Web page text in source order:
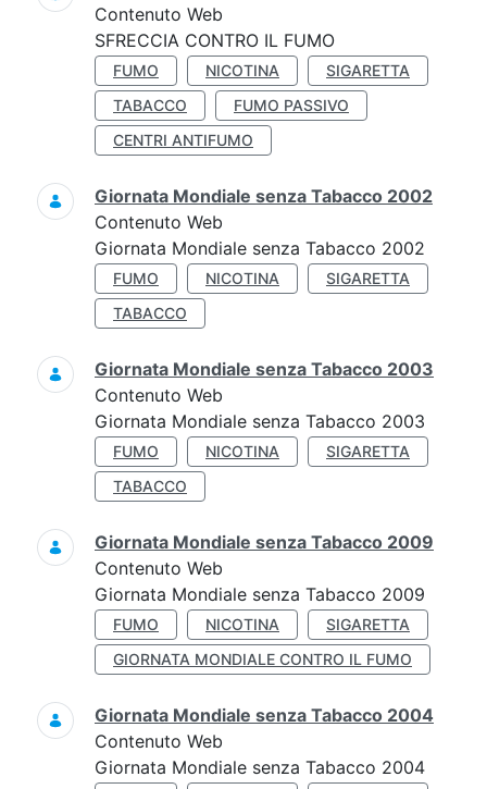
Contenuto Web
SFRECCIA CONTRO IL FUMO
FUMO NICOTINA
SIGARETTA
TABACCO
FUMO PASSIVO
CENTRI ANTIFUMO
Giornata Mondiale senza Tabacco 2002
Contenuto Web
Giornata Mondiale senza Tabacco 2002
FUMO NICOTINA
SIGARETTA
TABACCO
Giornata Mondiale senza Tabacco 2003
Contenuto Web
Giornata Mondiale senza Tabacco 2003
FUMO NICOTINA
SIGARETTA
TABACCO
Giornata Mondiale senza Tabacco 2009
Contenuto Web
Giornata Mondiale senza Tabacco 2009
FUMO NICOTINA
SIGARETTA
GIORNATA MONDIALE CONTRO IL FUMO
Giornata Mondiale senza Tabacco 2004
Contenuto Web
Giornata Mondiale senza Tabacco 2004